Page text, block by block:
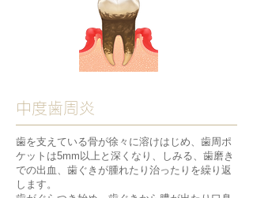
中度歯周炎
歯を支えている骨が徐々に溶けはじめ、歯周ポ
ケットは5mm以上と深くなり、しみる、歯磨き
での出血、歯ぐきが腫れたり治ったりを繰り返
します。